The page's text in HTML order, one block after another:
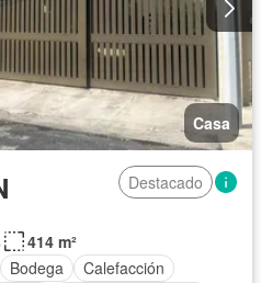
Casa
Destacado
414 m²
Bodega
Calefacción